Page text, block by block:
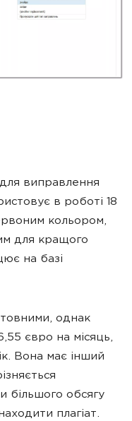
виправлення
в роботі 18
кольором,
для кращого
на базі
однак
євро на місяць,
Вона має інший
більшого обсягу
плагіат.